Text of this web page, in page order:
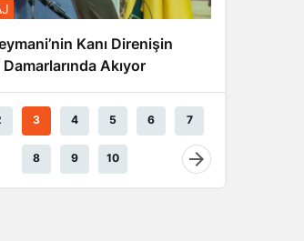
Kanı Direnişin
Damarlarında Akıyor
3 4 5 6 7
8 9 10